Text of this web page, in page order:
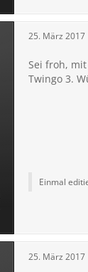
25. März 2017
Sei froh,
Twingo 3.
Einmal
25. März 2017